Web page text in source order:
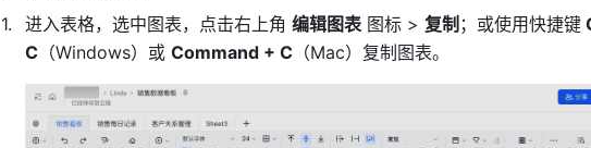
进入表格，选中图表，点击右上角 编辑图表 图标 > 复制 ；或使用快捷键
C （Windows）或 Command + C （Mac）复制图表。